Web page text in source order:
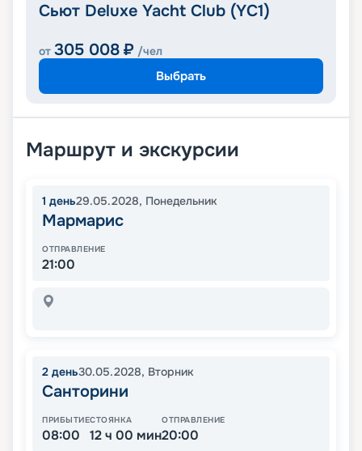
Сьют Deluxe Yacht Club (YC1)
от 305 008 ₽ /чел
Выбрать
Маршрут и экскурсии
1 день29.05.2028, Понедельник
Мармарис
ОТПРАВЛЕНИЕ
21:00
2 день30.05.2028, Вторник
Санторини
ПРИБЫТИЕ
08:00
СТОЯНКА
12 ч 00 мин
ОТПРАВЛЕНИЕ
20:00